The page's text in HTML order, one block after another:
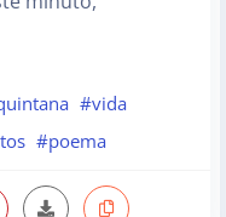
#vida
#poema